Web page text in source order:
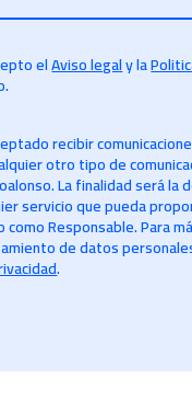
elAviso legaly la
recibir
otro tipo de
La finalidad será la
servicio que pueda
como Responsable. Para
de datos
.